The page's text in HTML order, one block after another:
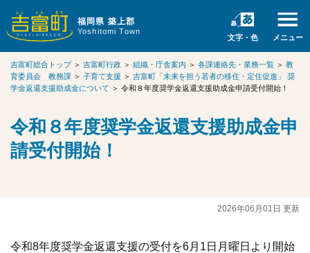
福岡県 築上郡
Yoshitomi Town
文字・色 メニュー
吉富町総合トップ＞ 吉富町行政 ＞ 組織・庁舎案内 ＞ 各課連絡先・業務一覧 ＞ 教
育委員会 教務課 ＞ 子育て支援 ＞ 吉富町「未来を担う若者の移住・定住促進」 奨
学金返還支援助成金について ＞ 令和８年度奨学金返還支援助成金申請受付開始！
令和８年度奨学金返還支援助成金申
請受付開始！
2026年06月01日 更新
令和8年度奨学金返還支援の受付を6月1日月曜日より開始